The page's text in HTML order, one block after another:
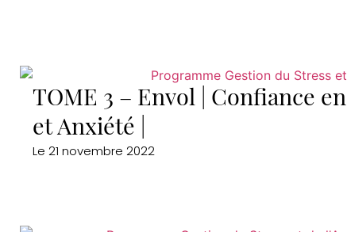
TOME 3 – Envol | Confiance
et Anxiété |
Le 21 novembre 2022